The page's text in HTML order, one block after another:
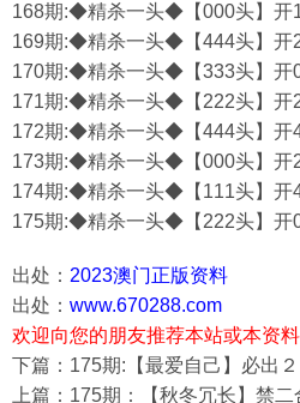
168期:◆精杀一头◆【000头】开
169期:◆精杀一头◆【444头】开
170期:◆精杀一头◆【333头】开
171期:◆精杀一头◆【222头】开
172期:◆精杀一头◆【444头】开
173期:◆精杀一头◆【000头】开
174期:◆精杀一头◆【111头】开
175期:◆精杀一头◆【222头】开
出处： 2023澳门正版资料
出处： www.670288.com
欢迎向您的朋友推荐本站或本资料
下篇：175期:【最爱自己】必出
上篇：175期：【秋冬冗长】禁二